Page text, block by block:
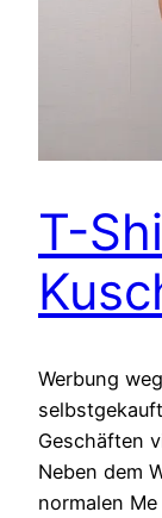
T-
Werbung
Geschäften
Neben dem
normalen